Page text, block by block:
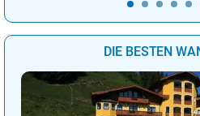
DIE BESTEN